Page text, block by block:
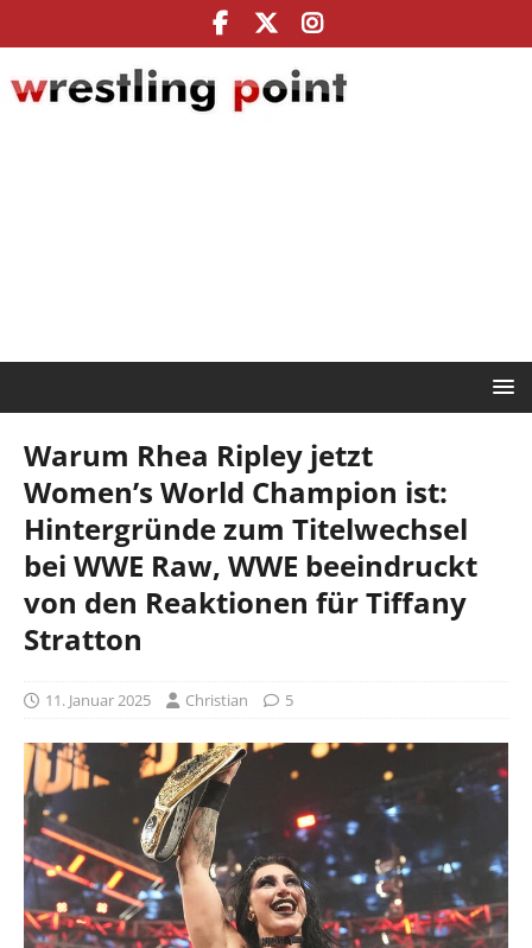
Warum Rhea Ripley jetzt
Women’s World Champion ist:
Hintergründe zum Titelwechsel
bei WWE Raw, WWE beeindruckt
von den Reaktionen für Tiffany
Stratton
11. Januar 2025 Christian 5